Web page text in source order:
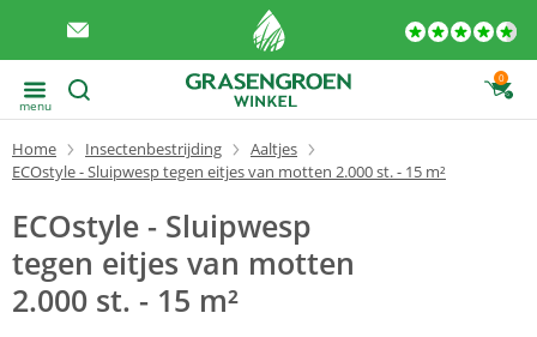
menu
0
Home Insectenbestrijding
Aaltjes
ECOstyle - Sluipwesp tegen eitjes van motten 2.000 st. - 15 m²
ECOstyle - Sluipwesp
tegen eitjes van motten
2.000 st. - 15 m²